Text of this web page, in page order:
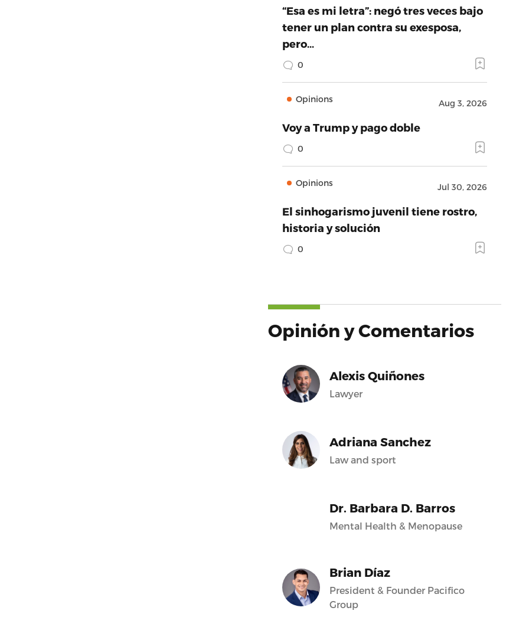
“Esa es mi letra”: negó tres veces bajo
tener un plan contra su exesposa,
pero…
0
Opinions Aug 3, 2026
Voy a Trump y pago doble
0
Opinions Jul 30, 2026
El sinhogarismo juvenil tiene rostro,
historia y solución
0
Opinión y Comentarios
Alexis Quiñones
Lawyer
Adriana Sanchez
Law and sport
Dr. Barbara D. Barros
Mental Health & Menopause
Brian Díaz
President & Founder Pacifico
Group